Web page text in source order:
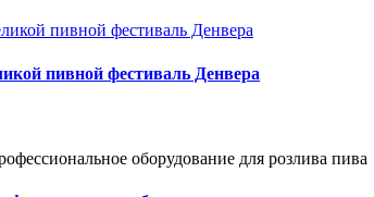
пивной фестиваль Денвера